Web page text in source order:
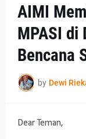
AIMI
MPASI di
Bencana
by Dewi
Dear Teman,